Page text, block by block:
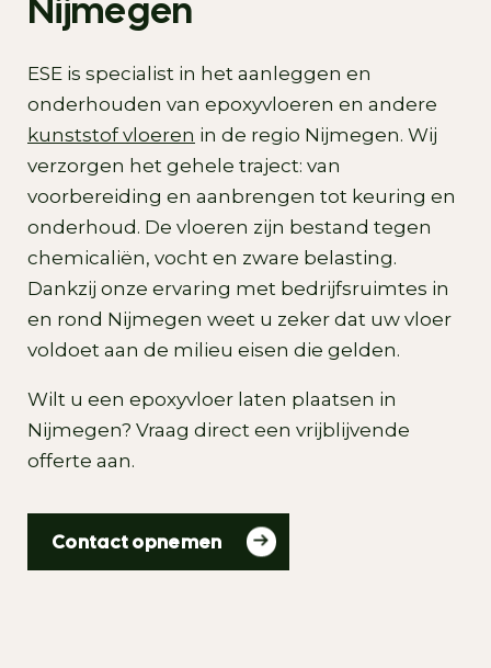
ESE is specialist in het aanleggen en
onderhouden van epoxyvloeren en andere
kunststof vloeren in de regio Nijmegen. Wij
verzorgen het gehele traject: van
voorbereiding en aanbrengen tot keuring en
onderhoud. De vloeren zijn bestand tegen
chemicaliën, vocht en zware belasting.
Dankzij onze ervaring met bedrijfsruimtes in
en rond Nijmegen weet u zeker dat uw vloer
voldoet aan de milieu eisen die gelden.
Wilt u een epoxyvloer laten plaatsen in
Nijmegen? Vraag direct een vrijblijvende
offerte aan.
Contact opnemen